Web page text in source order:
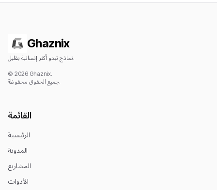
Ghaznix
نماذج تبدو أكثر إنسانية بقليل.
© 2026 Ghaznix.
جميع الحقوق محفوظة.
القائمة
الرئيسية
المدونة
المشاريع
الأدوات